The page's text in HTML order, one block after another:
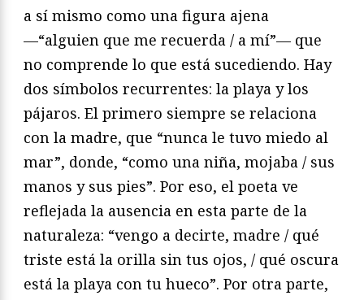
a sí mismo como una figura ajena
—“alguien que me recuerda / a mí”— que
no comprende lo que está sucediendo. Hay
dos símbolos recurrentes: la playa y los
pájaros. El primero siempre se relaciona
con la madre, que “nunca le tuvo miedo al
mar”, donde, “como una niña, mojaba / sus
manos y sus pies”. Por eso, el poeta ve
reflejada la ausencia en esta parte de la
naturaleza: “vengo a decirte, madre / qué
triste está la orilla sin tus ojos, / qué oscura
está la playa con tu hueco”. Por otra parte,